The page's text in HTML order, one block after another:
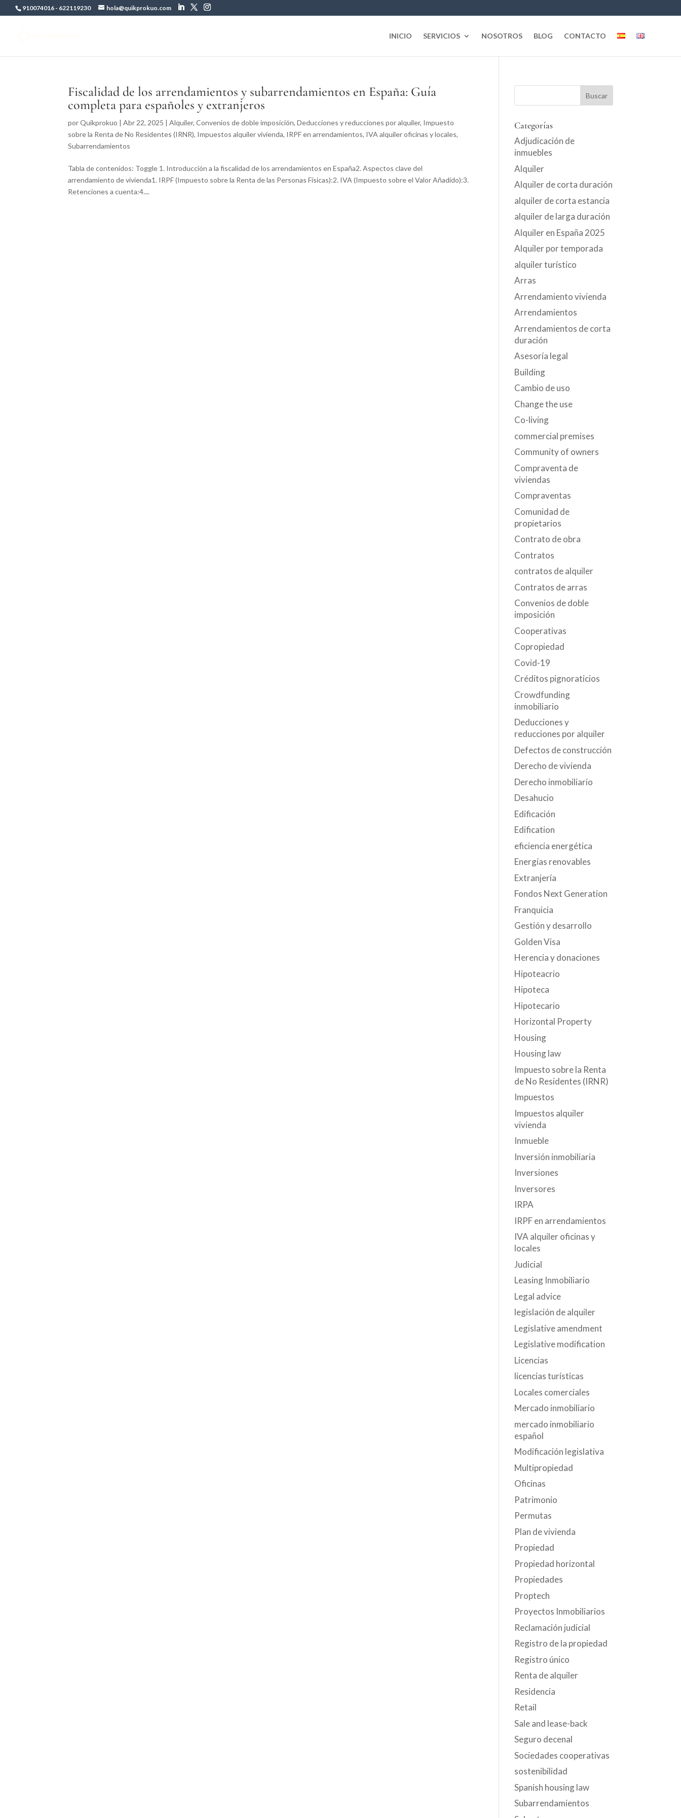
910074016 - 622119230 hola@quikprokuo.com
INICIO SERVICIOS NOSOTROS BLOG CONTACTO
Fiscalidad de los arrendamientos y subarrendamientos en España: Guía
completa para españoles y extranjeros
porQuikprokuo |Abr 22, 2025 |Alquiler,Convenios de doble imposición,Deducciones y reducciones por alquiler, Impuesto
sobre la Renta de No Residentes (IRNR), Impuestos alquiler vivienda, IRPF en arrendamientos, IVA alquiler oficinas y locales,
Subarrendamientos
Tabla de contenidos: Toggle 1. Introducción a la fiscalidad de los arrendamientos en España2. Aspectos clave del
arrendamiento de vivienda1. IRPF (Impuesto sobre la Renta de las Personas Físicas):2. IVA (Impuesto sobre el Valor Añadido):3.
Retenciones a cuenta:4....
Categorías
Adjudicación de
inmuebles
Alquiler
Alquiler de corta duración
alquiler de corta estancia
alquiler de larga duración
Alquiler en España 2025
Alquiler por temporada
alquiler turístico
Arras
Arrendamiento vivienda
Arrendamientos
Arrendamientos de corta
duración
Asesoría legal
Building
Cambio de uso
Change the use
Co-living
commercial premises
Community of owners
Compraventa de
viviendas
Compraventas
Comunidad de
propietarios
Contrato de obra
Contratos
contratos de alquiler
Contratos de arras
Convenios de doble
imposición
Cooperativas
Copropiedad
Covid-19
Créditos pignoraticios
Crowdfunding
inmobiliario
Deducciones y
reducciones por alquiler
Defectos de construcción
Derecho de vivienda
Derecho inmobiliario
Desahucio
Edificación
Edification
eficiencia energética
Energías renovables
Extranjería
Fondos Next Generation
Franquicia
Gestión y desarrollo
Golden Visa
Herencia y donaciones
Hipoteacrio
Hipoteca
Hipotecario
Horizontal Property
Housing
Housing law
Impuesto sobre la Renta
de No Residentes (IRNR)
Impuestos
Impuestos alquiler
vivienda
Inmueble
Inversión inmobiliaria
Inversiones
Inversores
IRPA
IRPF en arrendamientos
IVA alquiler oficinas y
locales
Judicial
Leasing Inmobiliario
Legal advice
legislación de alquiler
Legislative amendment
Legislative modification
Licencias
licencias turísticas
Locales comerciales
Mercado inmobiliario
mercado inmobiliario
español
Modificación legislativa
Multipropiedad
Oficinas
Patrimonio
Permutas
Plan de vivienda
Propiedad
Propiedad horizontal
Propiedades
Proptech
Proyectos Inmobiliarios
Reclamación judicial
Registro de la propiedad
Registro único
Renta de alquiler
Residencia
Retail
Sale and lease-back
Seguro decenal
Sociedades cooperativas
sostenibilidad
Spanish housing law
Subarrendamientos